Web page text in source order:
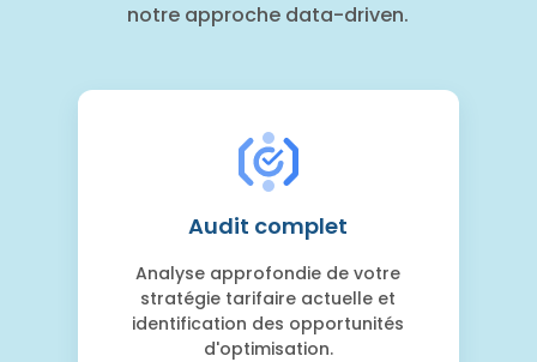
notre approche data-driven.
Audit complet
Analyse approfondie de votre
stratégie tarifaire actuelle et
identification des opportunités
d'optimisation.